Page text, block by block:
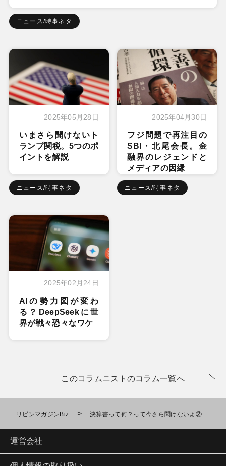
ニュース/時事ネタ
2025年05月28日
いまさら聞けないト
ランプ関税。5つのポ
イントを解説
ニュース/時事ネタ
2025年04月30日
フジ問題で再注目の
SBI・北尾会長。金
融界のレジェンドと
メディアの因縁
ニュース/時事ネタ
2025年02月24日
AIの勢力図が変わ
る？DeepSeekに世
界が戦々恐々なワケ
このコラムニストのコラム一覧へ
リビンマガジンBiz > 決算書って何？って今さら聞けないよ②
運営会社